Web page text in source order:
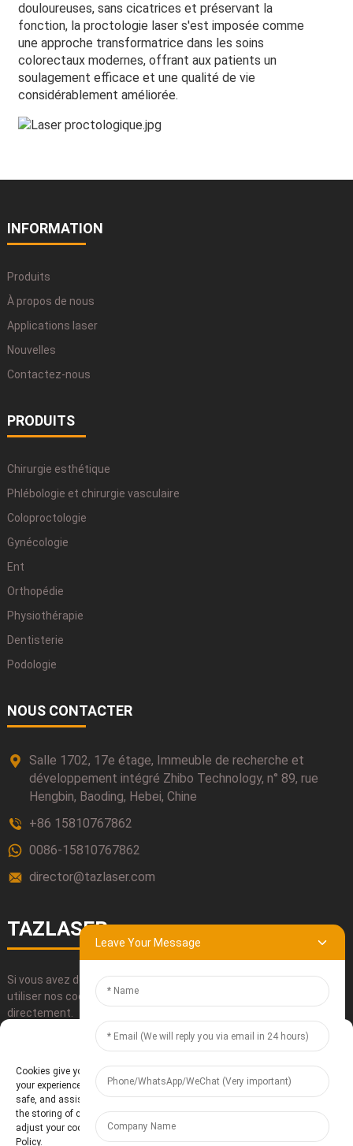
douloureuses, sans cicatrices et préservant la
fonction, la proctologie laser s'est imposée comme
une approche transformatrice dans les soins
colorectaux modernes, offrant aux patients un
soulagement efficace et une qualité de vie
considérablement améliorée.
INFORMATION
Produits
À propos de nous
Applications laser
Nouvelles
Contactez-nous
PRODUITS
Chirurgie esthétique
Phlébologie et chirurgie vasculaire
Coloproctologie
Gynécologie
Ent
Orthopédie
Physiothérapie
Dentisterie
Podologie
NOUS CONTACTER
Salle 1702, 17e étage, Immeuble de recherche et
développement intégré Zhibo Technology, n° 89, rue
Hengbin, Baoding, Hebei, Chine
+86 15810767862
0086-15810767862
director@tazlaser.com
TAZLASER
Si vous avez des questions concernant nos produits, veuillez
utiliser nos coordonnées, nous envoyer un courriel ou nous appeler
directement.
Leave Your Message
Manage Cookie Consent
Cookies give you a personalized experience. Cookie files help us to enhance
your experience using our website, simplify navigation, keep our website
safe, and assist in our marketing efforts. By clicking "Accept", you agree to
the storing of cookies on your device for these purposes. Click "Adjust" to
adjust your cookie preferences. For more information, review our Cookies
Policy.